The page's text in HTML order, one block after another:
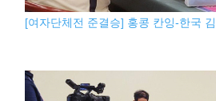
[여자단체전 준결승] 홍콩 칸잉-한국